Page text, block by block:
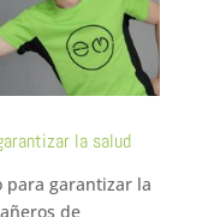
la salud
para garantizar la
de